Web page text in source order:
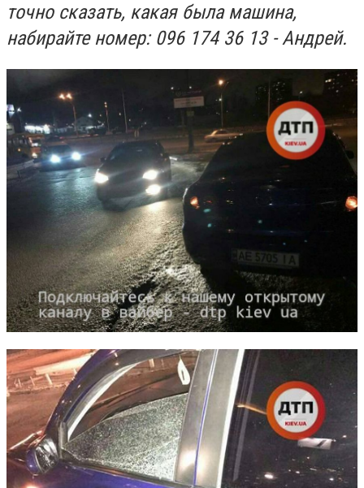
точно сказать, какая была машина,
набирайте номер: 096 174 36 13 - Андрей.